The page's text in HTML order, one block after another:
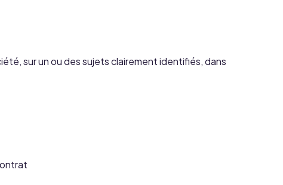
sur un ou des sujets clairement identifiés, dans